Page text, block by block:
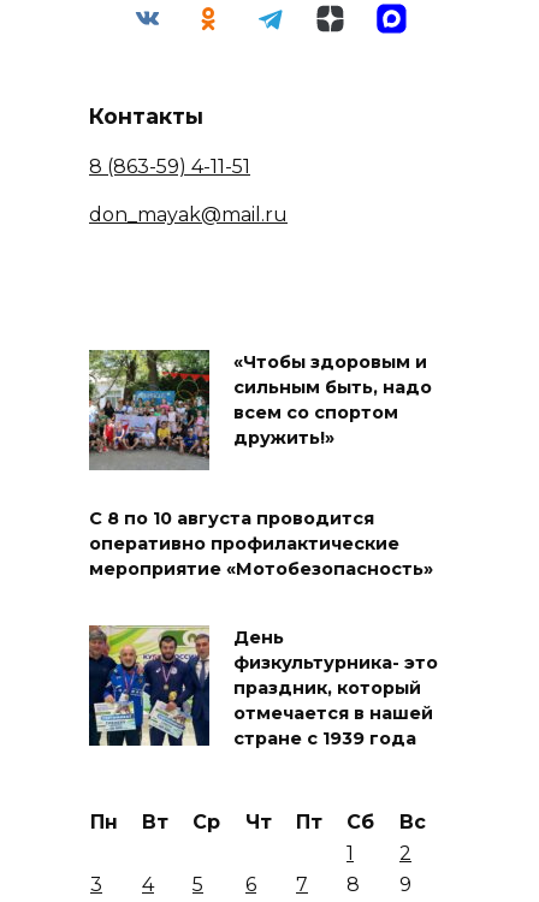
Контакты
8 (863-59) 4-11-51
don_mayak@mail.ru
«Чтобы здоровым и
сильным быть, надо
всем со спортом
дружить!»
С 8 по 10 августа проводится
оперативно профилактические
мероприятие «Мотобезопасность»
День
физкультурника- это
праздник, который
отмечается в нашей
стране с 1939 года
Пн Вт Ср Чт Пт Сб
Вс
1
2
3
4 5 6 7 8
9